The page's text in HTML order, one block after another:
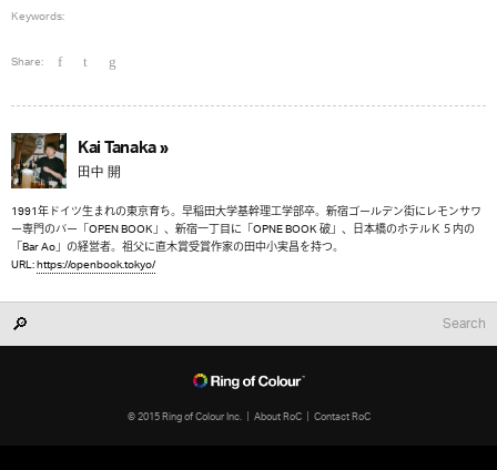
Keywords:
Share:
Kai Tanaka »
田中 開
1991年ドイツ生まれの東京育ち。早稲田大学基幹理工学部卒。新宿ゴールデン街にレモンサワ
ー専門のバー「OPEN BOOK」、新宿一丁目に「OPNE BOOK 破」、日本橋のホテルＫ５内の
「Bar Ao」の経営者。祖父に直木賞受賞作家の田中小実昌を持つ。
URL:https://openbook.tokyo/
© 2015 Ring of Colour Inc. About RoC Contact RoC